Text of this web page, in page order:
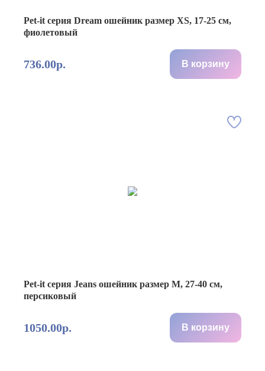
Pet-it серия Dream ошейник размер XS, 17-25 см,
фиолетовый
736.00р. В корзину
Pet-it серия Jeans ошейник размер M, 27-40 см,
персиковый
1050.00р. В корзину